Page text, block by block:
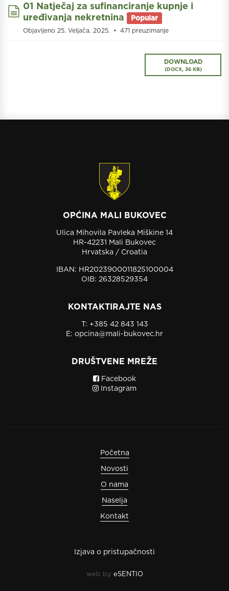
document
01 Natječaj za sufinanciranje kupnje i
uređivanja nekretnina
Popular
Objavljeno 25. Veljača. 2025. 471 preuzimanje
DOWNLOAD
(DOCX, 36 KB)
OPĆINA MALI BUKOVEC
Ulica Mihovila Pavleka Miškine 14
HR-42231 Mali Bukovec
Hrvatska / Croatia
IBAN: HR2023900011825100004
OIB: 26328529354
KONTAKTIRAJTE NAS
T: +385 42 843 143
E: opcina@mali-bukovec.hr
DRUŠTVENE MREŽE
Facebook
Instagram
Početna
Novosti
O nama
Naselja
Kontakt
Izjava o pristupačnosti
web by eSENTIO